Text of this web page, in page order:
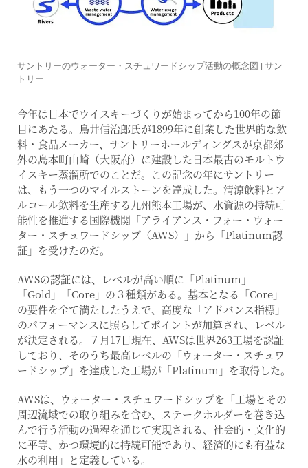
サントリーのウォーター・スチュワードシップ活動の概念図 | サン
トリー
今年は日本でウイスキーづくりが始まってから100年の節
目にあたる。鳥井信治郎氏が1899年に創業した世界的な飲
料・食品メーカー、サントリーホールディングスが京都郊
外の島本町山崎（大阪府）に建設した日本最古のモルトウ
イスキー蒸溜所でのことだ。この記念の年にサントリー
は、もう一つのマイルストーンを達成した。清涼飲料とア
ルコール飲料を生産する九州熊本工場が、水資源の持続可
能性を推進する国際機関「アライアンス・フォー・ウォー
ター・スチュワードシップ（AWS）」から「Platinum認
証」を受けたのだ。
AWSの認証には、レベルが高い順に「Platinum」
「Gold」「Core」の３種類がある。基本となる「Core」
の要件を全て満たしたうえで、高度な「アドバンス指標」
のパフォーマンスに照らしてポイントが加算され、レベル
が決定される。７月17日現在、AWSは世界263工場を認証
しており、そのうち最高レベルの「ウォーター・スチュワ
ードシップ」を達成した工場が「Platinum」を取得した。
AWSは、ウォーター・スチュワードシップを「工場とその
周辺流域での取り組みを含む、ステークホルダーを巻き込
んで行う活動の過程を通じて実現される、社会的・文化的
に平等、かつ環境的に持続可能であり、経済的にも有益な
水の利用」と定義している。